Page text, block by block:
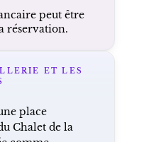
peut être
réservation.
ET LES
place
Chalet de la